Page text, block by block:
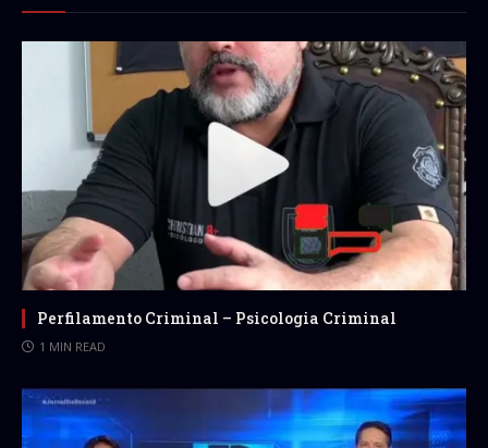
Perfilamento Criminal – Psicologia Criminal
1 MIN READ